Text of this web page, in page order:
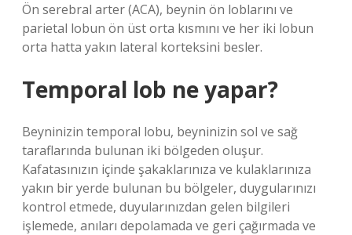
Ön serebral arter (ACA), beynin ön loblarını ve
parietal lobun ön üst orta kısmını ve her iki lobun
orta hatta yakın lateral korteksini besler.
Temporal lob ne yapar?
Beyninizin temporal lobu, beyninizin sol ve sağ
taraflarında bulunan iki bölgeden oluşur.
Kafatasınızın içinde şakaklarınıza ve kulaklarınıza
yakın bir yerde bulunan bu bölgeler, duygularınızı
kontrol etmede, duyularınızdan gelen bilgileri
işlemede, anıları depolamada ve geri çağırmada ve